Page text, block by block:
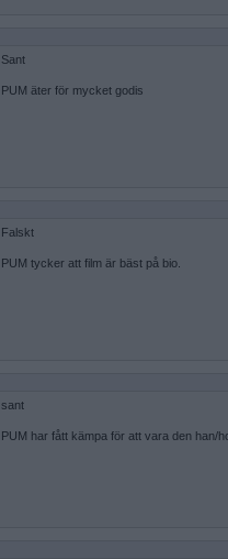
Sant
PUM äter för mycket godis
Falskt
PUM tycker att film är bäst på bio.
sant
PUM har fått kämpa för att vara den han/